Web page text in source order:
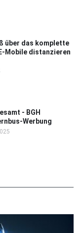
über das komplette
Mobile distanzieren
- BGH
Werbung